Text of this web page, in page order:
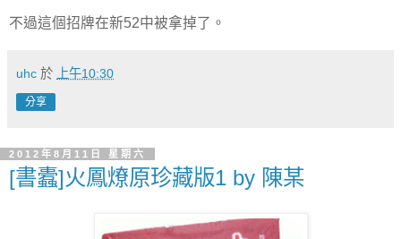
不過這個招牌在新52中被拿掉了。
uhc 於 上午10:30
分享
2012年8月11日 星期六
[書蠹]火鳳燎原珍藏版1 by 陳某